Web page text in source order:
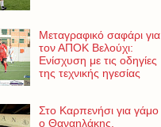
Μεταγραφικό σαφάρι για
τον ΑΠΟΚ Βελούχι:
Ενίσχυση με τις οδηγίες
της τεχνικής ηγεσίας
Στο Καρπενήσι για γάμο
ο Θαναηλάκης,